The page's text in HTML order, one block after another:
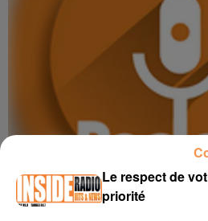
Le respect de
priorité